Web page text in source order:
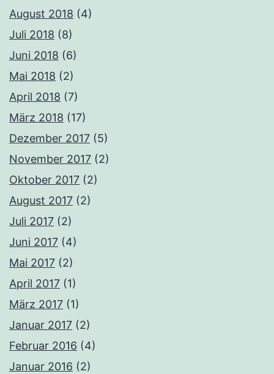
August 2018 (4)
Juli 2018 (8)
Juni 2018 (6)
Mai 2018 (2)
April 2018 (7)
März 2018 (17)
Dezember 2017 (5)
November 2017 (2)
Oktober 2017 (2)
August 2017 (2)
Juli 2017 (2)
Juni 2017 (4)
Mai 2017 (2)
April 2017 (1)
März 2017 (1)
Januar 2017 (2)
Februar 2016 (4)
Januar 2016 (2)